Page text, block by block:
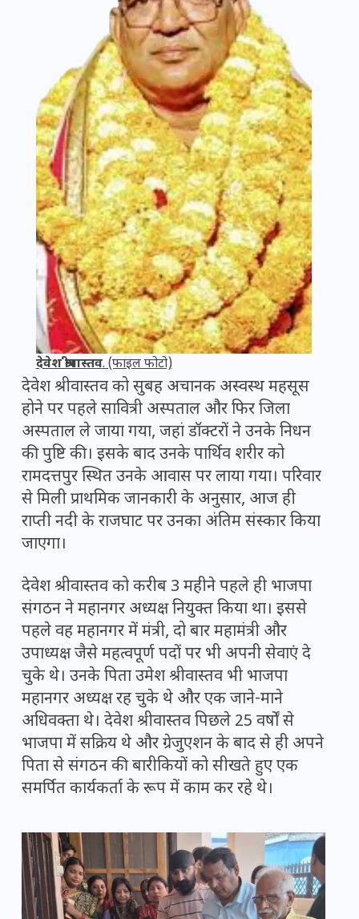
देवेश श्रीवास्तव. (फाइल फोटो)
देवेश श्रीवास्तव को सुबह अचानक अस्वस्थ महसूस
होने पर पहले सावित्री अस्पताल और फिर जिला
अस्पताल ले जाया गया, जहां डॉक्टरों ने उनके निधन
की पुष्टि की। इसके बाद उनके पार्थिव शरीर को
रामदत्तपुर स्थित उनके आवास पर लाया गया। परिवार
से मिली प्राथमिक जानकारी के अनुसार, आज ही
राप्ती नदी के राजघाट पर उनका अंतिम संस्कार किया
जाएगा।
देवेश श्रीवास्तव को करीब 3 महीने पहले ही भाजपा
संगठन ने महानगर अध्यक्ष नियुक्त किया था। इससे
पहले वह महानगर में मंत्री, दो बार महामंत्री और
उपाध्यक्ष जैसे महत्वपूर्ण पदों पर भी अपनी सेवाएं दे
चुके थे। उनके पिता उमेश श्रीवास्तव भी भाजपा
महानगर अध्यक्ष रह चुके थे और एक जाने-माने
अधिवक्ता थे। देवेश श्रीवास्तव पिछले 25 वर्षों से
भाजपा में सक्रिय थे और ग्रेजुएशन के बाद से ही अपने
पिता से संगठन की बारीकियों को सीखते हुए एक
समर्पित कार्यकर्ता के रूप में काम कर रहे थे।